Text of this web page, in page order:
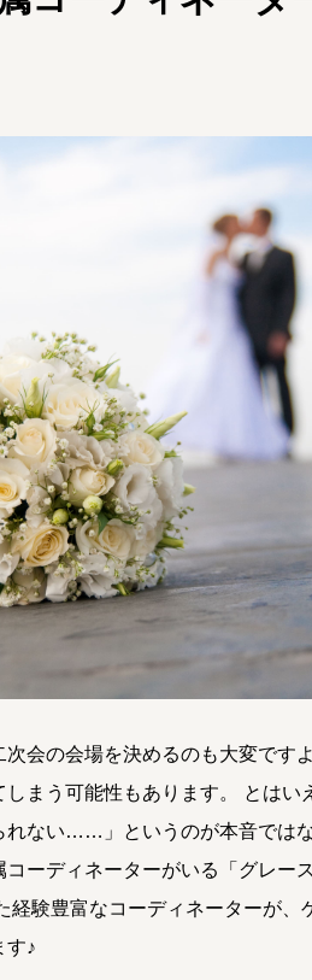
会の会場を決めるのも大変です
まう可能性もあります。 とはい
れない……」というのが本音では
ーディネーターがいる「グレー
経験豊富なコーディネーターが、
す♪